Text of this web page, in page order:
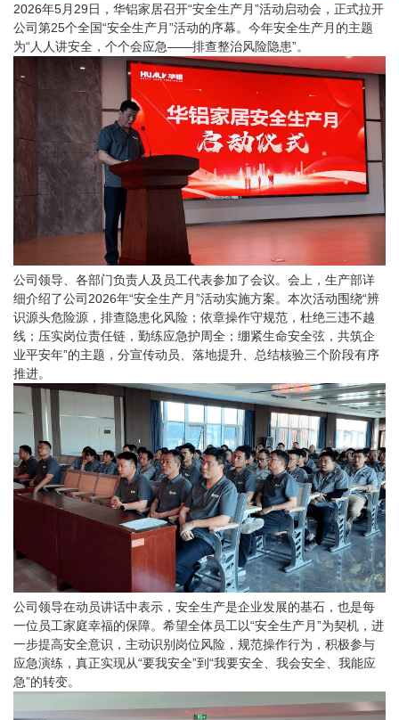
2026年5月29日， 华铝家居召开“安全生产月”活动启动会，正式拉开
公司第25个全国“安全生产月”活动的序幕。今年安全生产月的主题
为“人人讲安全，个个会应急——排查整治风险隐患”。
公司领导、各部门负责人及员工代表参加了会议。会上，生产部详
细介绍了公司 2026年“安全生产月”活动实施方案。本次活动围绕“辨
识源头危险源，排查隐患化风险；依章操作守规范，杜绝三违不越
线；压实岗位责任链，勤练应急护周全；绷紧生命安全弦，共筑企
业平安年”的主题，分宣传动员、落地提升、总结核验三个阶段有序
推进。
公司领导在动员讲话中表示，安全生产是企业发展的基石，也是每
一位员工家庭幸福的保障。希望全体员工以“安全生产月”为契机，进
一步提高安全意识，主动识别岗位风险，规范操作行为，积极参与
应急演练，真正实现从“要我安全”到“我要安全、我会安全、我能应
急”的转变。